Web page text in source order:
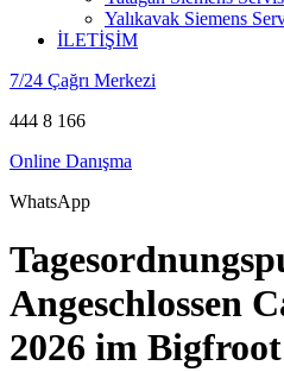
Yalıkavak Siemens
İLETİŞİM
7/24 Çağrı Merkezi
444 8 166
Online Danışma
WhatsApp
Angeschlossen
2026 im